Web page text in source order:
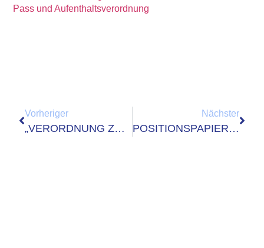
Pass und Aufenthaltsverordnung
Vorheriger
„VERORDNUNG ZUR ÄNDERUNG DER PERSONALAUSWEIS-, DER PASS- UND DER AUFENTHALTSVERORDNUNG SOWIE WEITERER VORSCHRIFTEN“
Nächster
POSITIONSPAPIER ZUR GEPLANTEN UMSETZUNG EINER IDWALLET